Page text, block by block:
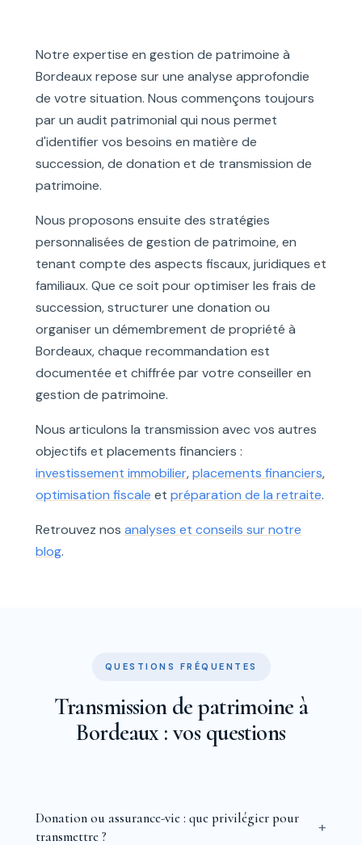
Notre expertise en gestion de patrimoine à
Bordeaux repose sur une analyse approfondie
de votre situation. Nous commençons toujours
par un audit patrimonial qui nous permet
d'identifier vos besoins en matière de
succession, de donation et de transmission de
patrimoine.
Nous proposons ensuite des stratégies
personnalisées de gestion de patrimoine, en
tenant compte des aspects fiscaux, juridiques et
familiaux. Que ce soit pour optimiser les frais de
succession, structurer une donation ou
organiser un démembrement de propriété à
Bordeaux, chaque recommandation est
documentée et chiffrée par votre conseiller en
gestion de patrimoine.
Nous articulons la transmission avec vos autres
objectifs et placements financiers :
investissement immobilier,placements financiers,
optimisation fiscale et préparation de la retraite.
Retrouvez nos analyses et conseils sur notre
blog.
QUESTIONS FRÉQUENTES
Transmission de patrimoine à
Bordeaux : vos questions
Donation ou assurance-vie : que privilégier pour
transmettre ?